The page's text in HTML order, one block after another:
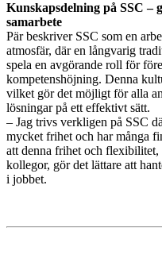
Kunskapsdelning på SSC –
samarbete
Pär beskriver SSC som en
atmosfär, där en långvarig
spela en avgörande roll för
kompetenshöjning. Denna
vilket gör det möjligt för alla
lösningar på ett effektivt sätt.
– Jag trivs verkligen på SSC
mycket frihet och har många
att denna frihet och flexibilitet,
kollegor, gör det lättare att
i jobbet.